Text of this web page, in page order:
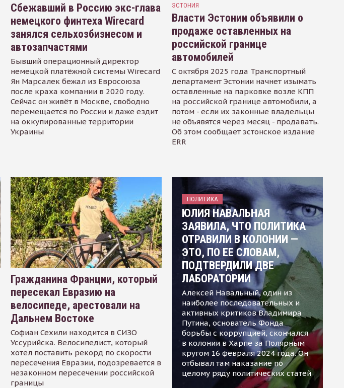
Сбежавший в Россию экс-глава
немецкого финтеха Wirecard
занялся сельхозбизнесом и
автозапчастями
Бывший операционный директор
немецкой платёжной системы Wirecard
Ян Марсалек бежал из Евросоюза
после краха компании в 2020 году.
Сейчас он живёт в Москве, свободно
перемещается по России и даже ездит
на оккупированные территории
Украины
ЭСТОНИЯ
Власти Эстонии объявили о
продаже оставленных на
российской границе
автомобилей
С октября 2025 года Транспортный
департамент Эстонии начнет изымать
оставленные на парковке возле КПП
на российской границе автомобили, а
потом - если их законные владельцы
не объявятся через месяц - продавать.
Об этом сообщает эстонское издание
ERR
Гражданина Франции, который
пересекал Евразию на
велосипеде, арестовали на
Дальнем Востоке
Софиан Сехили находится в СИЗО
Уссурийска. Велосипедист, который
хотел поставить рекорд по скорости
пересечения Евразии, подозревается в
незаконном пересечении российской
границы
ПОЛИТИКА
ЮЛИЯ НАВАЛЬНАЯ
ЗАЯВИЛА, ЧТО ПОЛИТИКА
ОТРАВИЛИ В КОЛОНИИ —
ЭТО, ПО ЕЕ СЛОВАМ,
ПОДТВЕРДИЛИ ДВЕ
ЛАБОРАТОРИИ
Алексей Навальный, один из
наиболее последовательных и
активных критиков Владимира
Путина, основатель Фонда
борьбы с коррупцией, скончался
в колонии в Харпе за Полярным
кругом 16 февраля 2024 года. Он
отбывал там наказание по
целому ряду политических статей